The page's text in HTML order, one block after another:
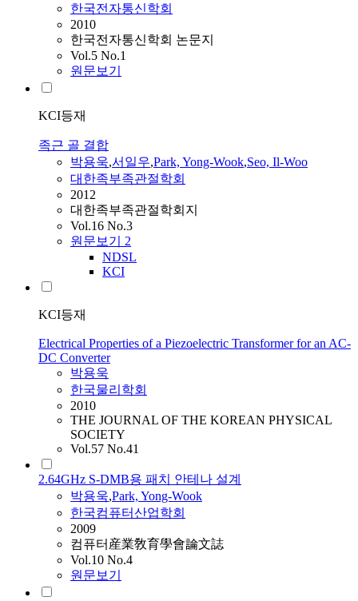
한국전자통신학회
2010
한국전자통신학회 논문지
Vol.5 No.1
원문보기
KCI등재
족근 골 결합
박용욱,서일우,Park, Yong-Wook,Seo, Il-Woo
대한족부족관절학회
2012
대한족부족관절학회지
Vol.16 No.3
원문보기 2
NDSL
KCI
KCI등재
Electrical Properties of a Piezoelectric Transformer for an AC-
DC Converter
박용욱
한국물리학회
2010
THE JOURNAL OF THE KOREAN PHYSICAL
SOCIETY
Vol.57 No.41
2.64GHz S-DMB용 패치 안테나 설계
박용욱,Park, Yong-Wook
한국컴퓨터산업학회
2009
컴퓨터産業敎育學會論文誌
Vol.10 No.4
원문보기